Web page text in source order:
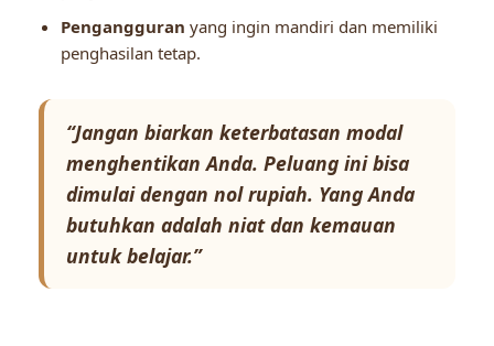
Pengangguran yang ingin mandiri dan memiliki
penghasilan tetap.
“Jangan biarkan keterbatasan modal
menghentikan Anda. Peluang ini bisa
dimulai dengan nol rupiah. Yang Anda
butuhkan adalah niat dan kemauan
untuk belajar.”